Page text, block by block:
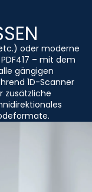
oder moderne
– mit dem
gängigen
1D-Scanner
zusätzliche